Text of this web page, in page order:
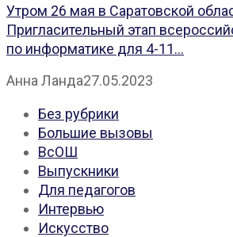
Утром 26 мая в Саратовской
Пригласительный этап
по информатике для 4-11...
Анна Ланда27.05.2023
Без рубрики
Большие вызовы
ВсОШ
Выпускники
Для педагогов
Интервью
Искусство